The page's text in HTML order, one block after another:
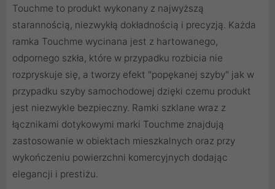
Touchme to produkt wykonany z najwyższą
starannością, niezwykłą dokładnością i precyzją. Każda
ramka Touchme wycinana jest z hartowanego,
odpornego szkła, które w przypadku rozbicia nie
rozpryskuje się, a tworzy efekt "popękanej szyby" jak w
przypadku szyby samochodowej dzięki czemu produkt
jest niezwykle bezpieczny. Ramki szklane wraz z
łącznikami dotykowymi marki Touchme znajdują
zastosowanie w obiektach mieszkalnych oraz przy
wykończeniu powierzchni komercyjnych dodając
elegancji i prestiżu.